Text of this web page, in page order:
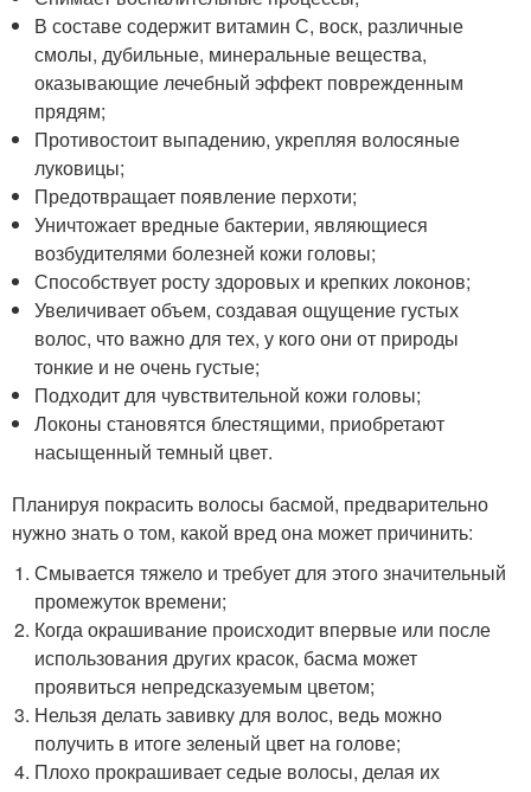
В составе содержит витамин С, воск, различные
смолы, дубильные, минеральные вещества,
оказывающие лечебный эффект поврежденным
прядям;
Противостоит выпадению, укрепляя волосяные
луковицы;
Предотвращает появление перхоти;
Уничтожает вредные бактерии, являющиеся
возбудителями болезней кожи головы;
Способствует росту здоровых и крепких локонов;
Увеличивает объем, создавая ощущение густых
волос, что важно для тех, у кого они от природы
тонкие и не очень густые;
Подходит для чувствительной кожи головы;
Локоны становятся блестящими, приобретают
насыщенный темный цвет.
Планируя покрасить волосы басмой, предварительно
нужно знать о том, какой вред она может причинить:
Смывается тяжело и требует для этого значительный
промежуток времени;
Когда окрашивание происходит впервые или после
использования других красок, басма может
проявиться непредсказуемым цветом;
Нельзя делать завивку для волос, ведь можно
получить в итоге зеленый цвет на голове;
Плохо прокрашивает седые волосы, делая их